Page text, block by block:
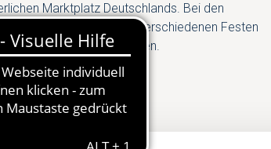
Marktplatz Deutschlands. Bei den
und den verschiedenen Festen
alle Ihre Sinne zum klingen.